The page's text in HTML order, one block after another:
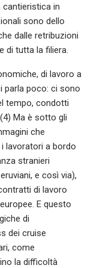
in
sono dello
dalle retribuzioni
di tutta la filiera.
di lavoro a
parla poco: ci sono
tempo, condotti
Ma è sotto gli
che
lavoratori a bordo
stranieri
e così via),
di lavoro
E questo
di
dei cruise
come
la difficoltà